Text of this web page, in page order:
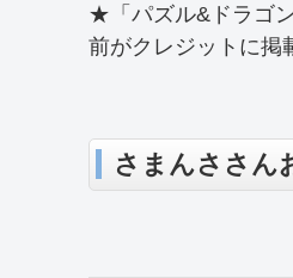
★「パズル&ドラゴ
前がクレジットに掲
さまんささん